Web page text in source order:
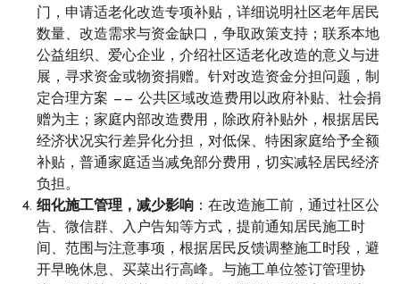
门，申请适老化改造专项补贴，详细说明社区老年居民
数量、改造需求与资金缺口，争取政策支持；联系本地
公益组织、爱心企业，介绍社区适老化改造的意义与进
展，寻求资金或物资捐赠。针对改造资金分担问题，制
定合理方案 —— 公共区域改造费用以政府补贴、社会捐
赠为主；家庭内部改造费用，除政府补贴外，根据居民
经济状况实行差异化分担，对低保、特困家庭给予全额
补贴，普通家庭适当减免部分费用，切实减轻居民经济
负担。
细化施工管理，减少影响：在改造施工前，通过社区公
告、微信群、入户告知等方式，提前通知居民施工时
间、范围与注意事项，根据居民反馈调整施工时段，避
开早晚休息、买菜出行高峰。与施工单位签订管理协